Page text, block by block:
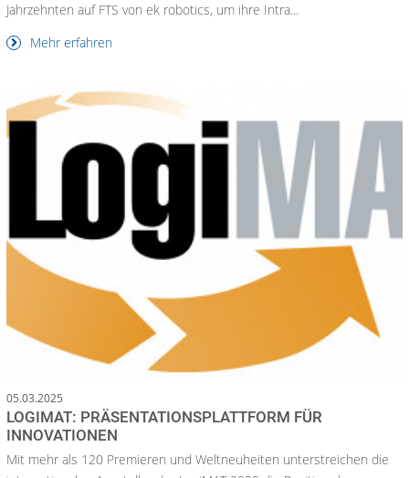
Jahrzehnten auf FTS von ek robotics, um ihre Intra...
Mehr erfahren
05.03.2025
LOGIMAT: PRÄSENTATIONSPLATTFORM FÜR
INNOVATIONEN
Mit mehr als 120 Premieren und Weltneuheiten unterstreichen die